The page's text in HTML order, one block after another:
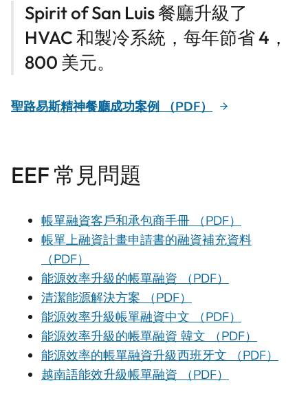
Spirit of San Luis 餐廳升級了
HVAC 和製冷系統，每年節省 4，
800 美元。
聖路易斯精神餐廳成功案例 （PDF）
EEF 常見問題
帳單融資客戶和承包商手冊 （PDF）
帳單上融資計畫申請書的融資補充資料
（PDF）
能源效率升級的帳單融資 （PDF）
清潔能源解決方案 （PDF）
能源效率升級帳單融資中文 （PDF）
能源效率升級的帳單融資 韓文 （PDF）
能源效率的帳單融資升級西班牙文 （PDF）
越南語能效升級帳單融資 （PDF）